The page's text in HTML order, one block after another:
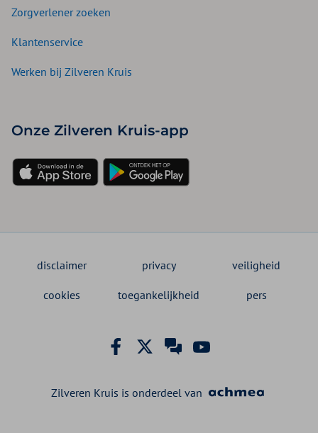
Zorgverlener zoeken
Klantenservice
Werken bij Zilveren Kruis
Onze Zilveren Kruis-app
disclaimer privacy veiligheid
cookies toegankelijkheid pers
Zilveren Kruis is onderdeel van